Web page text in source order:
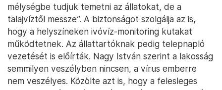
mélységbe tudjuk temetni az állatokat, de a
talajvíztől messze”. A biztonságot szolgálja az is,
hogy a helyszíneken ivóvíz-monitoring kutakat
működtetnek. Az állattartóknak pedig telepnapló
vezetését is előírták. Nagy István szerint a lakosság
semmilyen veszélyben nincsen, a vírus emberre
nem veszélyes. Közölte azt is, hogy a felesleges